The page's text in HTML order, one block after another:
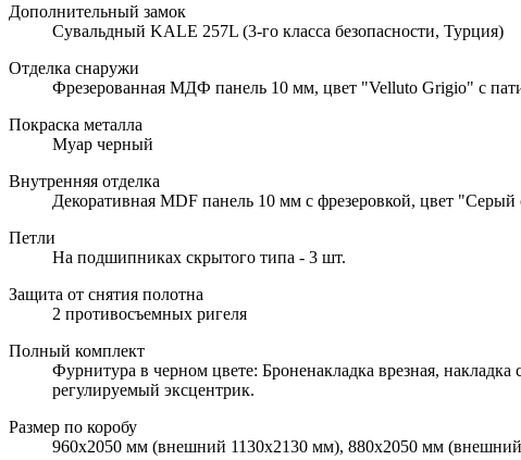
Дополнительный замок
Сувальдный KALE 257L (3-го класса безопасности, Турция)
Отделка снаружи
Фрезерованная МДФ панель 10 мм, цвет "Velluto Grigio" с
Покраска металла
Муар черный
Внутренняя отделка
Декоративная MDF панель 10 мм с фрезеровкой, цвет "Серый
Петли
На подшипниках скрытого типа - 3 шт.
Защита от снятия полотна
2 противосъемных ригеля
Полный комплект
Фурнитура в черном цвете: Броненакладка врезная,
регулируемый эксцентрик.
Размер по коробу
960х2050 мм (внешний 1130х2130 мм), 880х2050 мм